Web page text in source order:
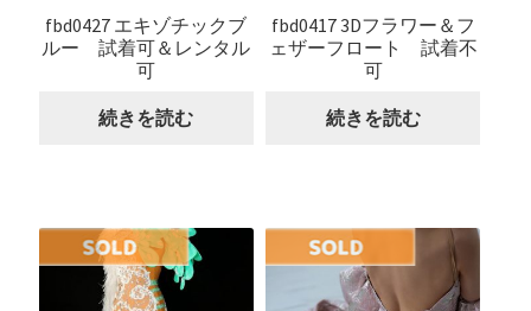
fbd0427 エキゾチックブ
ルー 試着可＆レンタル
可
続きを読む
fbd0417 3Dフラワー＆フ
ェザーフロート 試着不
可
続きを読む